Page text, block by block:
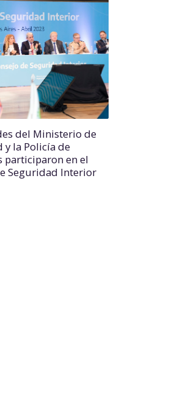
del Ministerio de
y la Policía de
participaron en el
Seguridad Interior